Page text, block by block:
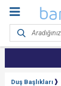
Duş Başlıkları